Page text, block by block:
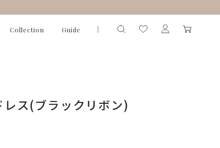
Collection Guide
レス(ブラックリボン)